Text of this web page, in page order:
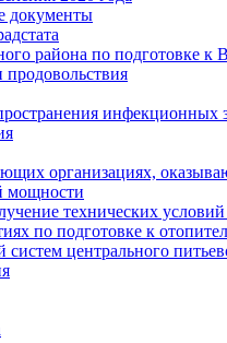
документы
района по подготовке к
продовольствия
инфекционных
организациях,
мощности
технических
по подготовке к
центрального